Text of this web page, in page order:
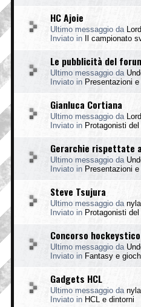
HC Ajoie
Ultimo messaggio da
Inviato in
Il campionato
Le pubblicità del
Ultimo messaggio da
Inviato in Presentazioni
Gianluca Cortiana
Ultimo messaggio da
Inviato in Protagonisti
Gerarchie rispettate
Ultimo messaggio da
Inviato in Presentazioni
Steve Tsujura
Ultimo messaggio da
Inviato in Protagonisti
Concorso
Ultimo messaggio da
Inviato in Fantasy e
Gadgets HCL
Ultimo messaggio da
Inviato in HCL e dintorni